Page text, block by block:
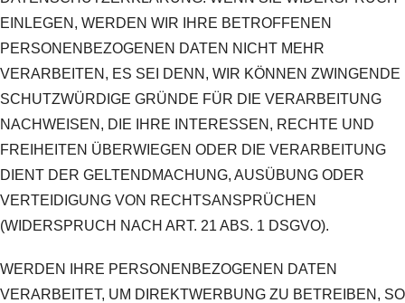
EINLEGEN, WERDEN WIR IHRE BETROFFENEN
PERSONENBEZOGENEN DATEN NICHT MEHR
VERARBEITEN, ES SEI DENN, WIR KÖNNEN ZWINGENDE
SCHUTZWÜRDIGE GRÜNDE FÜR DIE VERARBEITUNG
NACHWEISEN, DIE IHRE INTERESSEN, RECHTE UND
FREIHEITEN ÜBERWIEGEN ODER DIE VERARBEITUNG
DIENT DER GELTENDMACHUNG, AUSÜBUNG ODER
VERTEIDIGUNG VON RECHTSANSPRÜCHEN
(WIDERSPRUCH NACH ART. 21 ABS. 1 DSGVO).
WERDEN IHRE PERSONENBEZOGENEN DATEN
VERARBEITET, UM DIREKTWERBUNG ZU BETREIBEN, SO